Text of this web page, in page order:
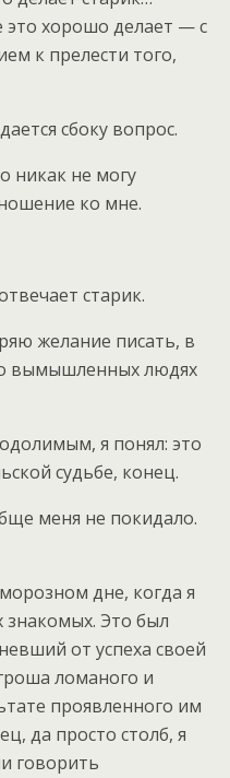
это хорошо делает — с
к прелести того,
сбоку вопрос.
никак не могу
ко мне.
старик.
желание писать, в
вымышленных людях
я понял: это
судьбе, конец.
меня не покидало.
дне, когда я
Это был
от успеха своей
ломаного и
проявленного им
да просто столб, я
говорить